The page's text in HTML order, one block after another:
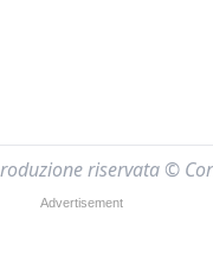
riservata ©